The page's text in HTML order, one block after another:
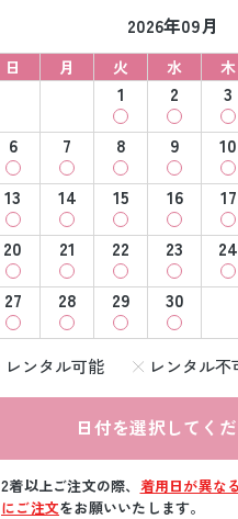
2026年09月
日 月 火 水 木
1 2 3
6
7 8 9 10
13
14 15 16 17
20
21 22 23 24
27
28 29 30
レンタル可能 レンタル不
日付を選択してく
2着以上ご注文の際、 着用日が異な
にご注文をお願いいたします。